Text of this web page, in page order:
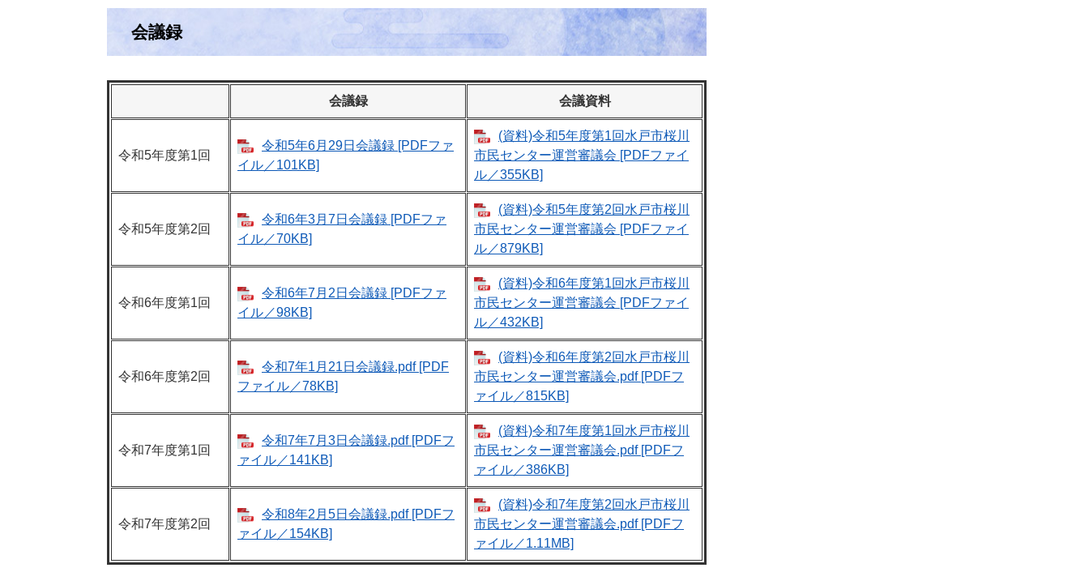
会議録
会議録 会議資料
令和5年度第1回
令和5年6月29日会議録 [PDFファ
イル／101KB]
(資料)令和5年度第1回水戸市桜川
市民センター運営審議会 [PDFファイ
ル／355KB]
令和5年度第2回
令和6年3月7日会議録 [PDFファ
イル／70KB]
(資料)令和5年度第2回水戸市桜川
市民センター運営審議会 [PDFファイ
ル／879KB]
令和6年度第1回
令和6年7月2日会議録 [PDFファ
イル／98KB]
(資料)令和6年度第1回水戸市桜川
市民センター運営審議会 [PDFファイ
ル／432KB]
令和6年度第2回
令和7年1月21日会議録.pdf [PDF
ファイル／78KB]
(資料)令和6年度第2回水戸市桜川
市民センター運営審議会.pdf [PDFフ
ァイル／815KB]
令和7年度第1回
令和7年7月3日会議録.pdf [PDFフ
ァイル／141KB]
(資料)令和7年度第1回水戸市桜川
市民センター運営審議会.pdf [PDFフ
ァイル／386KB]
令和7年度第2回
令和8年2月5日会議録.pdf [PDFフ
ァイル／154KB]
(資料)令和7年度第2回水戸市桜川
市民センター運営審議会.pdf [PDFフ
ァイル／1.11MB]